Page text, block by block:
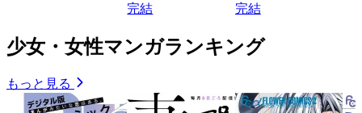
完結 完結
少女・女性マンガランキング
もっと見る